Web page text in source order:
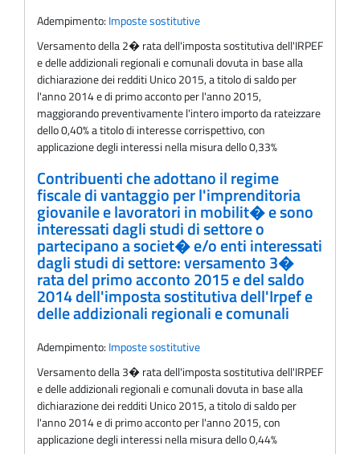
Adempimento: Imposte sostitutive
Versamento della 2� rata dell'imposta sostitutiva dell'IRPEF
e delle addizionali regionali e comunali dovuta in base alla
dichiarazione dei redditi Unico 2015, a titolo di saldo per
l'anno 2014 e di primo acconto per l'anno 2015,
maggiorando preventivamente l'intero importo da rateizzare
dello 0,40% a titolo di interesse corrispettivo, con
applicazione degli interessi nella misura dello 0,33%
Contribuenti che adottano il regime
fiscale di vantaggio per l'imprenditoria
giovanile e lavoratori in mobilit� e sono
interessati dagli studi di settore o
partecipano a societ� e/o enti interessati
dagli studi di settore: versamento 3�
rata del primo acconto 2015 e del saldo
2014 dell'imposta sostitutiva dell'Irpef e
delle addizionali regionali e comunali
Adempimento: Imposte sostitutive
Versamento della 3� rata dell'imposta sostitutiva dell'IRPEF
e delle addizionali regionali e comunali dovuta in base alla
dichiarazione dei redditi Unico 2015, a titolo di saldo per
l'anno 2014 e di primo acconto per l'anno 2015, con
applicazione degli interessi nella misura dello 0,44%